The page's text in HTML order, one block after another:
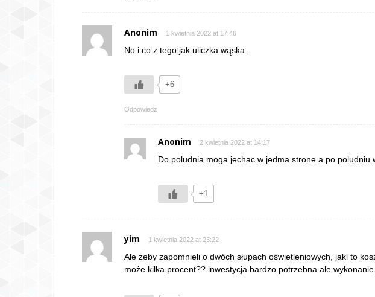
Anonim 1 kwietnia 2022 at 17:46
No i co z tego jak uliczka wąska.
+6
Odpowiedz
Anonim 2 kwietnia 2022 at 14:17
Do poludnia moga jechac w jedma strone a po poludniu
+1
yim 1 kwietnia 2022 at 23:22
Ale żeby zapomnieli o dwóch słupach oświetleniowych, jaki to
może kilka procent?? inwestycja bardzo potrzebna ale wykonanie